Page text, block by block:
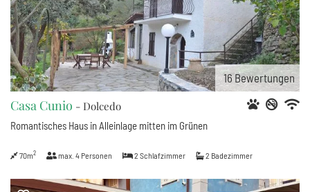
16Bewertungen
Casa Cunio - Dolcedo
Romantisches Haus in Alleinlage mitten im Grünen
70m2 max. 4 Personen 2 Schlafzimmer 2 Badezimmer